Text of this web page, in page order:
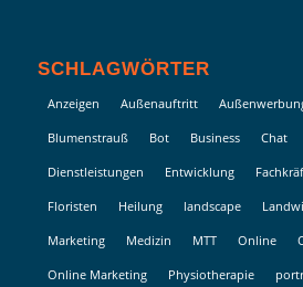
SCHLAGWÖRTER
Anzeigen Außenauftritt
Blumenstrauß Bot Business Chat
Dienstleistungen Entwicklung
Floristen Heilung landscape
Marketing Medizin MTT Online
Online Marketing Physiotherapie